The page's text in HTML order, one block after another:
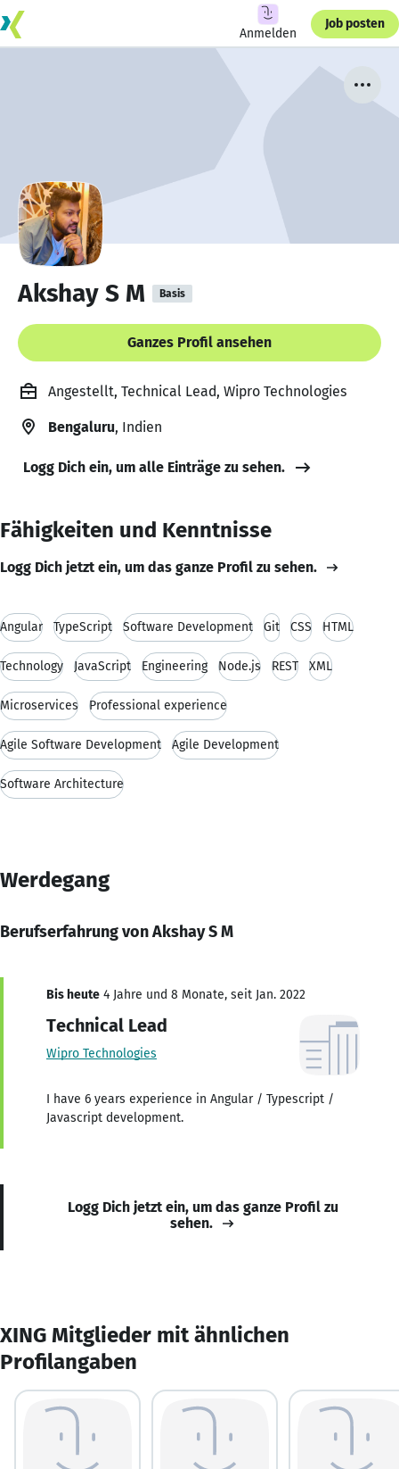
Anmelden
Job posten
Akshay S M Basis
Ganzes Profil ansehen
Angestellt, Technical Lead, Wipro Technologies
Bengaluru, Indien
Logg Dich ein, um alle Einträge zu sehen.
Fähigkeiten und Kenntnisse
Logg Dich jetzt ein, um das ganze Profil zu sehen.
Angular TypeScript Software Development Git CSS HTML
Technology JavaScript Engineering Node.js REST XML
Microservices Professional experience
Agile Software Development Agile Development
Software Architecture
Werdegang
Berufserfahrung von Akshay S M
Bis heute 4 Jahre und 8 Monate, seit Jan. 2022
Technical Lead
Wipro Technologies
I have 6 years experience in Angular / Typescript /
Javascript development.
Logg Dich jetzt ein, um das ganze Profil zu
sehen.
XING Mitglieder mit ähnlichen
Profilangaben